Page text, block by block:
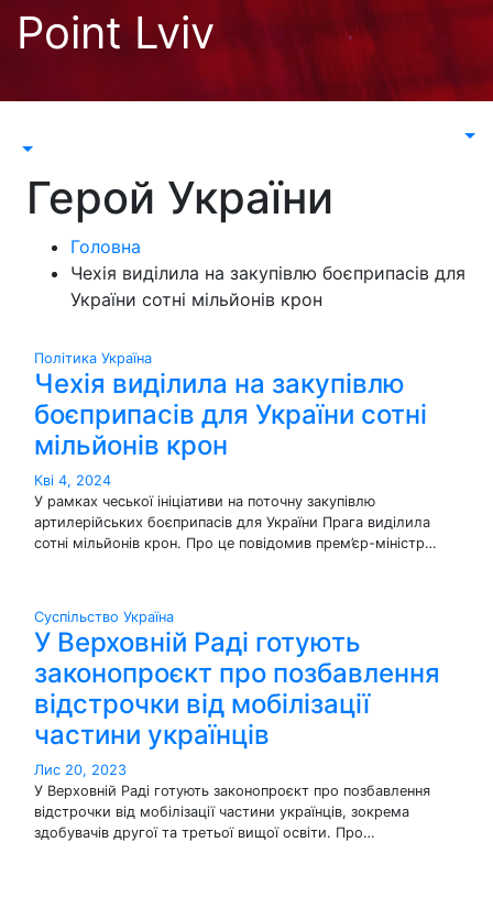
Перейти
Point Lviv
Герой України
Головна
Чехія виділила на закупівлю боєприпасів для
України сотні мільйонів крон
Політика Україна
Чехія виділила на закупівлю
боєприпасів для України сотні
мільйонів крон
Кві 4, 2024
У рамках чеської ініціативи на поточну закупівлю
артилерійських боєприпасів для України Прага виділила
сотні мільйонів крон. Про це повідомив прем’єр-міністр…
Суспільство Україна
У Верховній Раді готують
законопроєкт про позбавлення
відстрочки від мобілізації
частини українців
Лис 20, 2023
У Верховній Раді готують законопроєкт про позбавлення
відстрочки від мобілізації частини українців, зокрема
здобувачів другої та третьої вищої освіти. Про…